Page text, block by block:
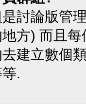
討論版管
方) 而且
建立數個
.